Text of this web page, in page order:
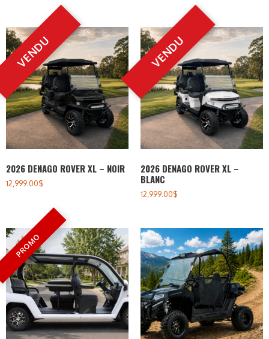
2026 DENAGO ROVER XL – NOIR
12,999.00$
2026 DENAGO ROVER XL –
BLANC
12,999.00$